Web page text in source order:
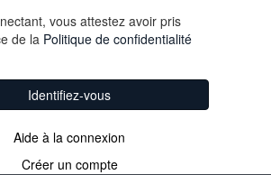
vous attestez avoir pris
de la Politique de confidentialité
Identifiez-vous
Aide à la connexion
Créer un compte